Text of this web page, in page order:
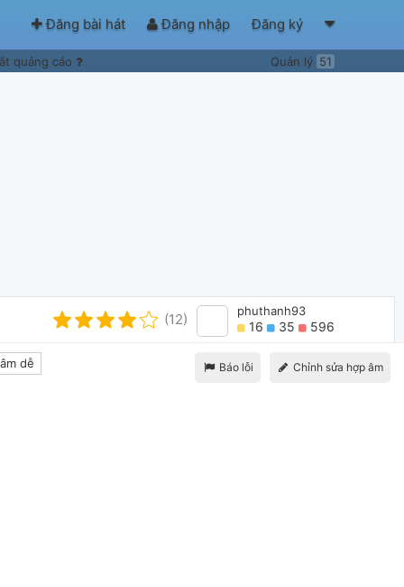
Đăng bài hát Đăng nhập Đăng ký
quảng cáo Quản lý 51
(12)
phuthanh93
16 35 596
Báo lỗi Chỉnh sửa hợp âm
dễ